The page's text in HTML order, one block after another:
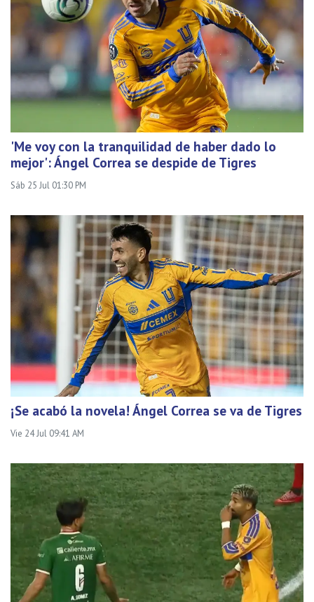
'Me voy con la tranquilidad de haber dado lo
mejor': Ángel Correa se despide de Tigres
Sáb 25 Jul 01:30 PM
¡Se acabó la novela! Ángel Correa se va de Tigres
Vie 24 Jul 09:41 AM